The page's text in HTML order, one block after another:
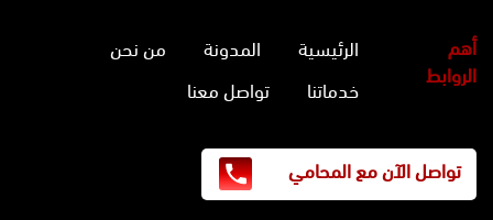
أهم
الروابط
الرئيسية المدونة
من نحن
خدماتنا
تواصل معنا
تواصل الآن مع المحامي